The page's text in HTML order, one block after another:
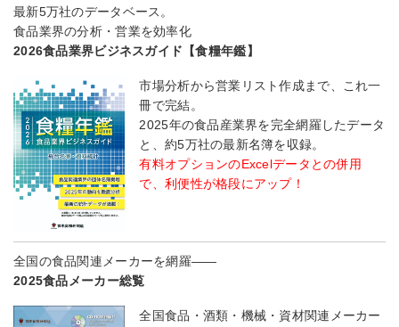
最新5万社のデータベース。
食品業界の分析・営業を効率化
2026食品業界ビジネスガイド【食糧年鑑】
市場分析から営業リスト作成まで、これ一
冊で完結。
2025年の食品産業界を完全網羅したデータ
と、約5万社の最新名簿を収録。
有料オプションのExcelデータとの併用
で、利便性が格段にアップ！
全国の食品関連メーカーを網羅――
2025食品メーカー総覧
全国食品・酒類・機械・資材関連メーカー